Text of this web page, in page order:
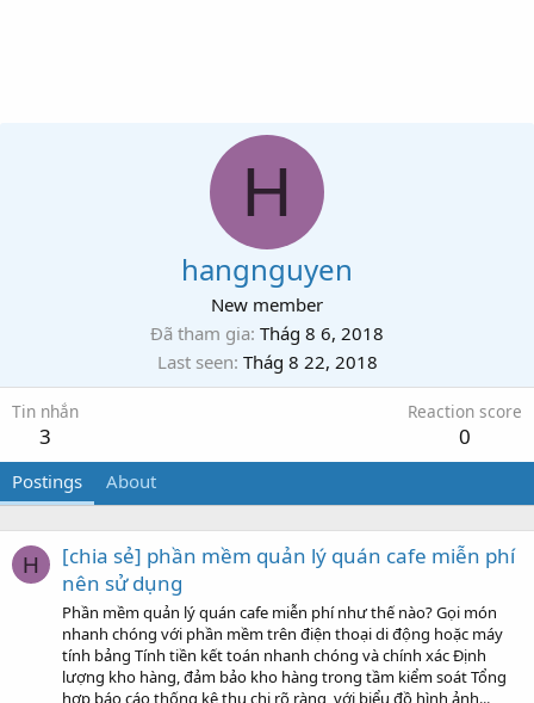
H
hangnguyen
New member
Đã tham gia Thág 8 6, 2018
Last seen Thág 8 22, 2018
Tin nhắn
3
Reaction score
0
Postings About
H
[chia sẻ] phần mềm quản lý quán cafe miễn phí
nên sử dụng
Phần mềm quản lý quán cafe miễn phí như thế nào? Gọi món
nhanh chóng với phần mềm trên điện thoại di động hoặc máy
tính bảng Tính tiền kết toán nhanh chóng và chính xác Định
lượng kho hàng, đảm bảo kho hàng trong tầm kiểm soát Tổng
hợp báo cáo thống kê thu chi rõ ràng, với biểu đồ hình ảnh...